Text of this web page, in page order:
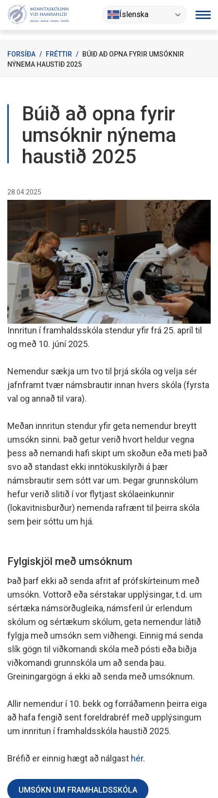
Fara
Íslenska
FORSÍÐA / FRÉTTIR /
BÚIÐ AÐ OPNA FYRIR UMSÓKNIR
NÝNEMA HAUSTIÐ 2025
Búið að opna fyrir
umsóknir nýnema
haustið 2025
28.04.2025
Innritun í framhaldsskóla stendur yfir frá 25. apríl til
og með 10. júní 2025.
Nemendur sækja um tvo til þrjá skóla og velja sér
jafnframt tvær námsbrautir innan hvers skóla (fyrsta
val og annað til vara).
Meðan innritun stendur yfir geta nemendur breytt
umsókn sinni. Það getur verið hvort heldur vegna
þess að nemandi hafi skipt um skoðun eða meti það
svo að standast ekki inntökuskilyrði á þær
námsbrautir sem sótt var um. Þegar grunnskólum
hefur verið slitið í vor flytjast skólaeinkunnir
(lokavitnisburður) nemenda rafrænt til þeirra skóla
sem þeir sóttu um hjá.
Fylgiskjöl með umsóknum
Það þarf ekki að senda afrit af prófskírteinum með
umsókn. Vottorð eða sérstakar upplýsingar, t.d. um
sértæka námsörðugleika, námsferil úr erlendum
skólum og sértækum skólum, geta nemendur látið
fylgja með umsókn sem viðhengi. Einnig má senda
slík gögn til viðkomandi skóla með pósti eða biðja
viðkomandi grunnskóla um að senda þau.
Greiningargögn á ekki að senda með umsóknum.
Allir nemendur í 10. bekk og forráðamenn þeirra eiga
að hafa fengið sent foreldrabréf með upplýsingum
um innritun í framhaldsskóla haustið 2025.
Bréfið er einnig hægt að nálgast hér.
UMSÓKN UM FRAMHALDSSKÓLA